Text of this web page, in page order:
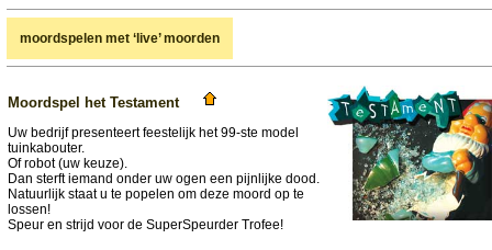
moordspelen met ‘live’ moorden
Moordspel het Testament
Uw bedrijf presenteert feestelijk het 99-ste model
tuinkabouter.
Of robot (uw keuze).
Dan sterft iemand onder uw ogen een pijnlijke dood.
Natuurlijk staat u te popelen om deze moord op te
lossen!
Speur en strijd voor de SuperSpeurder Trofee!